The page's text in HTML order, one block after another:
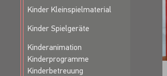
Kinder Kleinspielmaterial
Kinder Spielgeräte
Kinderanimation
Kinderprogramme
Kinderbetreuung